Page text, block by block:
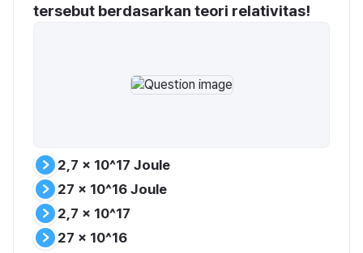
tersebut berdasarkan teori relativitas!
2,7 x 10^17 Joule
27 x 10^16 Joule
2,7 x 10^17
27 x 10^16